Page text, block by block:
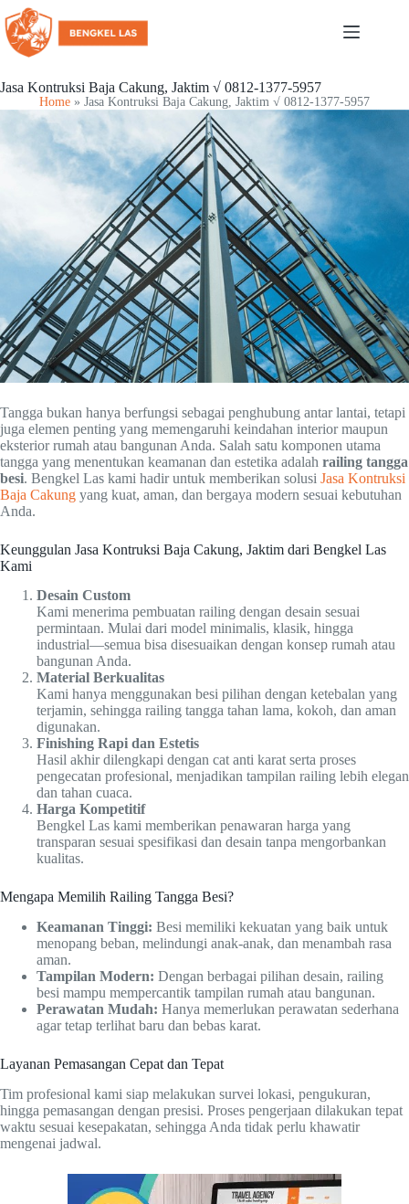
Jasa Kontruksi Baja Cakung, Jaktim √ 0812-1377-5957
Home » Jasa Kontruksi Baja Cakung, Jaktim √ 0812-1377-5957
Tangga bukan hanya berfungsi sebagai penghubung antar lantai, tetapi
juga elemen penting yang memengaruhi keindahan interior maupun
eksterior rumah atau bangunan Anda. Salah satu komponen utama
tangga yang menentukan keamanan dan estetika adalah railing tangga
besi. Bengkel Las kami hadir untuk memberikan solusi Jasa Kontruksi
Baja Cakung yang kuat, aman, dan bergaya modern sesuai kebutuhan
Anda.
Keunggulan Jasa Kontruksi Baja Cakung, Jaktim dari Bengkel Las
Kami
Desain Custom
Kami menerima pembuatan railing dengan desain sesuai
permintaan. Mulai dari model minimalis, klasik, hingga
industrial—semua bisa disesuaikan dengan konsep rumah atau
bangunan Anda.
Material Berkualitas
Kami hanya menggunakan besi pilihan dengan ketebalan yang
terjamin, sehingga railing tangga tahan lama, kokoh, dan aman
digunakan.
Finishing Rapi dan Estetis
Hasil akhir dilengkapi dengan cat anti karat serta proses
pengecatan profesional, menjadikan tampilan railing lebih elegan
dan tahan cuaca.
Harga Kompetitif
Bengkel Las kami memberikan penawaran harga yang
transparan sesuai spesifikasi dan desain tanpa mengorbankan
kualitas.
Mengapa Memilih Railing Tangga Besi?
Keamanan Tinggi: Besi memiliki kekuatan yang baik untuk
menopang beban, melindungi anak-anak, dan menambah rasa
aman.
Tampilan Modern: Dengan berbagai pilihan desain, railing
besi mampu mempercantik tampilan rumah atau bangunan.
Perawatan Mudah: Hanya memerlukan perawatan sederhana
agar tetap terlihat baru dan bebas karat.
Layanan Pemasangan Cepat dan Tepat
Tim profesional kami siap melakukan survei lokasi, pengukuran,
hingga pemasangan dengan presisi. Proses pengerjaan dilakukan tepat
waktu sesuai kesepakatan, sehingga Anda tidak perlu khawatir
mengenai jadwal.